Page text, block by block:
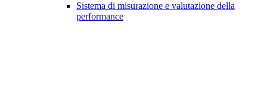
Sistema di misurazione e valutazione della
performance